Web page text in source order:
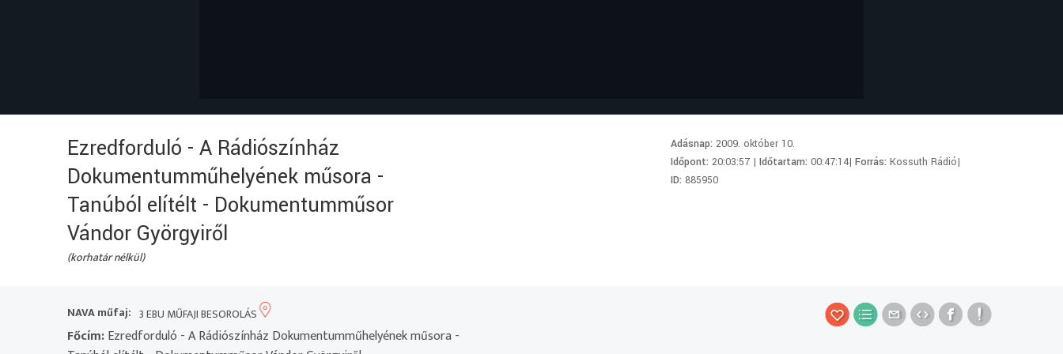
Ezredforduló - A Rádiószínház
Dokumentumműhelyének műsora -
Tanúból elítélt - Dokumentumműsor
Vándor Györgyiről
(korhatár nélkül)
Adásnap:2009. október 10.
Időpont:20:03:57 |Időtartam:00:47:14|Forrás:Kossuth Rádió|
ID: 885950
NAVA műfaj: 3 EBU MŰFAJI BESOROLÁS
Főcím:Ezredforduló - A Rádiószínház Dokumentumműhelyének műsora -